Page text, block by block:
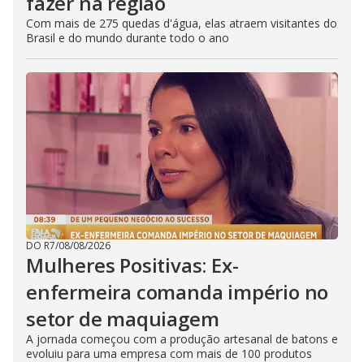
Com mais de 275 quedas d'água, elas atraem visitantes do
Brasil e do mundo durante todo o ano
DO R7/08/08/2026
Mulheres Positivas: Ex-
enfermeira comanda império no
setor de maquiagem
A jornada começou com a produção artesanal de batons e
evoluiu para uma empresa com mais de 100 produtos